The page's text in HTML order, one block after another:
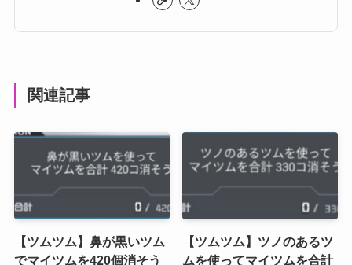
関連記事
【ツムツム】鼻が黒いツム
でマイツムを420個消そう
【ツムツム】ツノのあるツ
ムを使ってマイツムを合計